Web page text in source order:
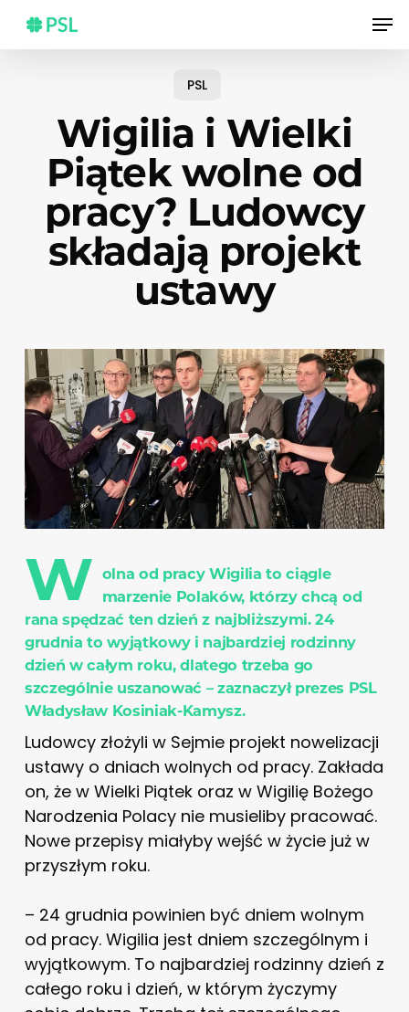
main
PSL
Wigilia i Wielki
Piątek wolne od
pracy? Ludowcy
składają projekt
ustawy
W olna od pracy Wigilia to ciągle
marzenie Polaków, którzy chcą od
rana spędzać ten dzień z najbliższymi. 24
grudnia to wyjątkowy i najbardziej rodzinny
dzień w całym roku, dlatego trzeba go
szczególnie uszanować – zaznaczył prezes PSL
Władysław Kosiniak-Kamysz.
Ludowcy złożyli w Sejmie projekt nowelizacji
ustawy o dniach wolnych od pracy. Zakłada
on, że w Wielki Piątek oraz w Wigilię Bożego
Narodzenia Polacy nie musieliby pracować.
Nowe przepisy miałyby wejść w życie już w
przyszłym roku.
– 24 grudnia powinien być dniem wolnym
od pracy. Wigilia jest dniem szczególnym i
wyjątkowym. To najbardziej rodzinny dzień z
całego roku i dzień, w którym życzymy